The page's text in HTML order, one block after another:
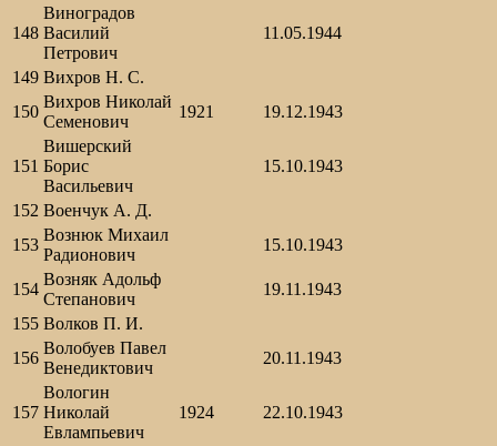
148
Виноградов
Василий
Петрович
11.05.1944
149 Вихров Н. С.
150
Вихров Николай
Семенович
1921 19.12.1943
151
Вишерский
Борис
Васильевич
15.10.1943
152 Военчук А. Д.
153
Вознюк Михаил
Радионович
15.10.1943
154
Возняк Адольф
Степанович
19.11.1943
155 Волков П. И.
156
Волобуев Павел
Венедиктович
20.11.1943
157
Вологин
Николай
Евлампьевич
1924 22.10.1943